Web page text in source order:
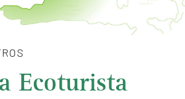
Ecoturista